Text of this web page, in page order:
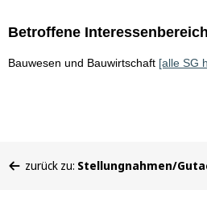
Betroffene
Bauwesen und Bauwirtschaft [alle SG
befinden
zurück zu: Stellungnahmen/